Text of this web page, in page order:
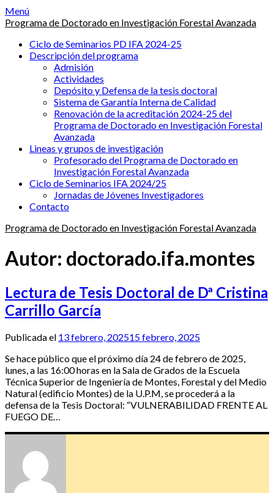
Saltar
al
Menú
Programa de Doctorado en Investigación Forestal Avanzada
Ciclo de Seminarios PD IFA 2024-25
Descripción del programa
Admisión
Actividades
Depósito y Defensa de la tesis doctoral
Sistema de Garantía Interna de Calidad
Renovación de la acreditación 2024-25 del
Programa de Doctorado en Investigación Forestal
Avanzada
Lineas y grupos de investigación
Profesorado del Programa de Doctorado en
Investigación Forestal Avanzada
Ciclo de Seminarios IFA 2024/25
Jornadas de Jóvenes Investigadores
Contacto
Programa de Doctorado en Investigación Forestal Avanzada
Autor: doctorado.ifa.montes
Lectura de Tesis Doctoral de Dª Cristina
Carrillo García
Publicada el 13 febrero, 202515 febrero, 2025
Se hace público que el próximo día 24 de febrero de 2025,
lunes, a las 16:00 horas en la Sala de Grados de la Escuela
Técnica Superior de Ingeniería de Montes, Forestal y del Medio
Natural (edificio Montes) de la U.P.M, se procederá a la
defensa de la Tesis Doctoral: “VULNERABILIDAD FRENTE AL
FUEGO DE…